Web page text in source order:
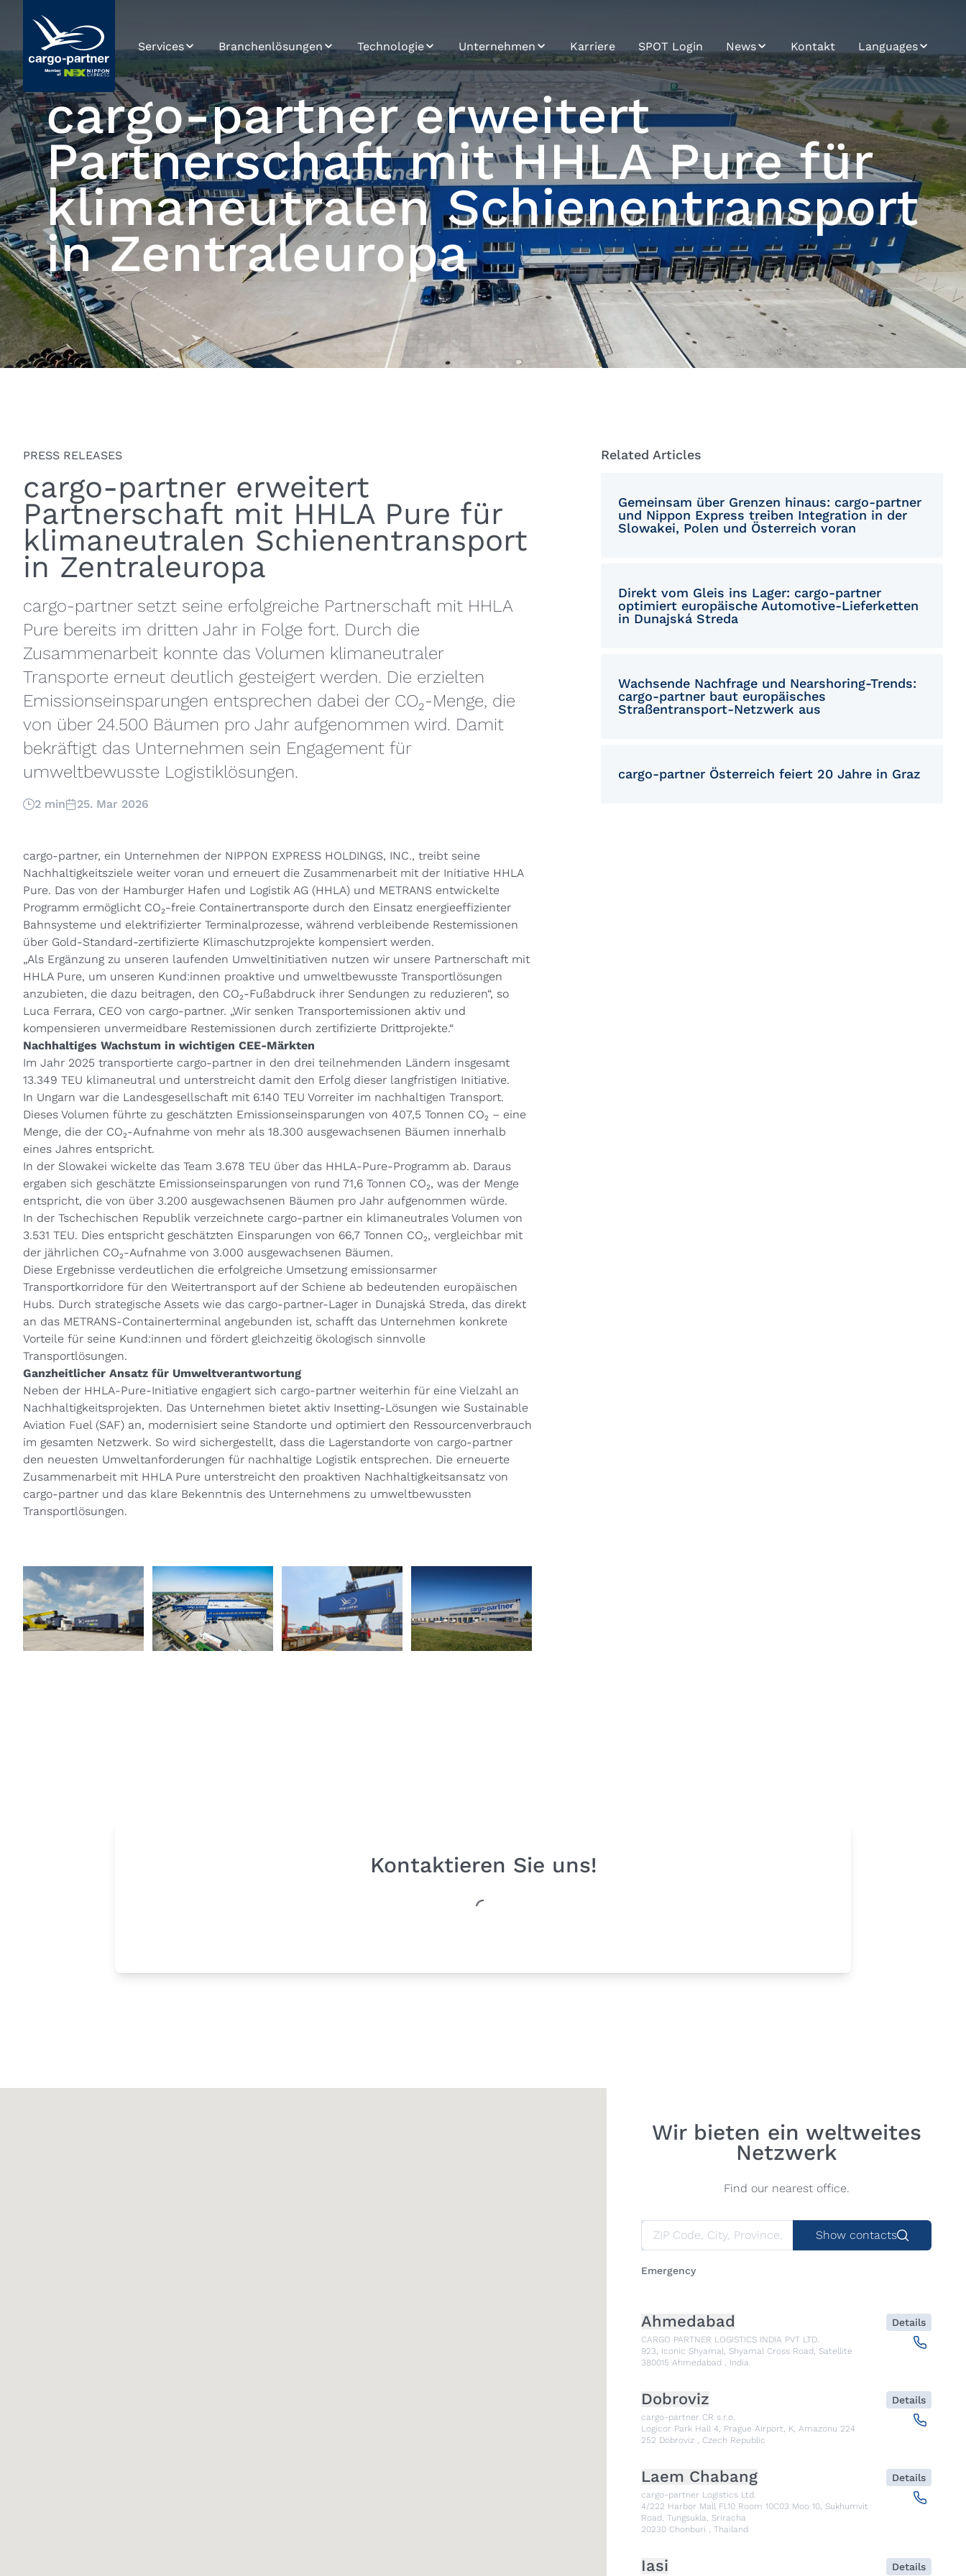
Services
Luftfracht
Seefracht
Straßentransport
Schienentransport
Lagerlogistik
Supply Chain
Management
E-Commerce
Zoll und
Compliance
Branchenlösungen
Automotive & Spare
Parts
Foodstuffs &
Perishables
High Tech &
Electronics
Pharmaceuticals &
Healthcare
Retail, Fashion &
Lifestyle
Technologie
SPOT
System Integration
Road Carrier
Platform
Data & Analytics
Application
Development
Unternehmen
Nachhaltigkeit
Profil
Geschichte
Mission & Vision
Karriere SPOT Login News
Trendletter
News / Press
Kontakt Languages
Bosnian
Bulgarian
Croatian
Czech
English
German
Hungarian
Japanese
Macedonian
Polish
Slovenian
cargo-partner erweitert
Partnerschaft mit HHLA Pure für
klimaneutralen Schienentransport
in Zentraleuropa
PRESS RELEASES
cargo-partner erweitert
Partnerschaft mit HHLA Pure für
klimaneutralen Schienentransport
in Zentraleuropa
cargo-partner setzt seine erfolgreiche Partnerschaft mit HHLA
Pure bereits im dritten Jahr in Folge fort. Durch die
Zusammenarbeit konnte das Volumen klimaneutraler
Transporte erneut deutlich gesteigert werden. Die erzielten
Emissionseinsparungen entsprechen dabei der CO₂-Menge, die
von über 24.500 Bäumen pro Jahr aufgenommen wird. Damit
bekräftigt das Unternehmen sein Engagement für
umweltbewusste Logistiklösungen.
2 min 25. Mar 2026
cargo-partner, ein Unternehmen der NIPPON EXPRESS HOLDINGS, INC., treibt seine
Nachhaltigkeitsziele weiter voran und erneuert die Zusammenarbeit mit der Initiative HHLA
Pure. Das von der Hamburger Hafen und Logistik AG (HHLA) und METRANS entwickelte
Programm ermöglicht CO₂-freie Containertransporte durch den Einsatz energieeffizienter
Bahnsysteme und elektrifizierter Terminalprozesse, während verbleibende Restemissionen
über Gold-Standard-zertifizierte Klimaschutzprojekte kompensiert werden.
„Als Ergänzung zu unseren laufenden Umweltinitiativen nutzen wir unsere Partnerschaft mit
HHLA Pure, um unseren Kund:innen proaktive und umweltbewusste Transportlösungen
anzubieten, die dazu beitragen, den CO₂-Fußabdruck ihrer Sendungen zu reduzieren“, so
Luca Ferrara, CEO von cargo-partner. „Wir senken Transportemissionen aktiv und
kompensieren unvermeidbare Restemissionen durch zertifizierte Drittprojekte.“
Nachhaltiges Wachstum in wichtigen CEE-Märkten
Im Jahr 2025 transportierte cargo-partner in den drei teilnehmenden Ländern insgesamt
13.349 TEU klimaneutral und unterstreicht damit den Erfolg dieser langfristigen Initiative.
In Ungarn war die Landesgesellschaft mit 6.140 TEU Vorreiter im nachhaltigen Transport.
Dieses Volumen führte zu geschätzten Emissionseinsparungen von 407,5 Tonnen CO₂ – eine
Menge, die der CO₂-Aufnahme von mehr als 18.300 ausgewachsenen Bäumen innerhalb
eines Jahres entspricht.
In der Slowakei wickelte das Team 3.678 TEU über das HHLA-Pure-Programm ab. Daraus
ergaben sich geschätzte Emissionseinsparungen von rund 71,6 Tonnen CO₂, was der Menge
entspricht, die von über 3.200 ausgewachsenen Bäumen pro Jahr aufgenommen würde.
In der Tschechischen Republik verzeichnete cargo-partner ein klimaneutrales Volumen von
3.531 TEU. Dies entspricht geschätzten Einsparungen von 66,7 Tonnen CO₂, vergleichbar mit
der jährlichen CO₂-Aufnahme von 3.000 ausgewachsenen Bäumen.
Diese Ergebnisse verdeutlichen die erfolgreiche Umsetzung emissionsarmer
Transportkorridore für den Weitertransport auf der Schiene ab bedeutenden europäischen
Hubs. Durch strategische Assets wie das cargo-partner-Lager in Dunajská Streda, das direkt
an das METRANS-Containerterminal angebunden ist, schafft das Unternehmen konkrete
Vorteile für seine Kund:innen und fördert gleichzeitig ökologisch sinnvolle
Transportlösungen.
Ganzheitlicher Ansatz für Umweltverantwortung
Neben der HHLA-Pure-Initiative engagiert sich cargo-partner weiterhin für eine Vielzahl an
Nachhaltigkeitsprojekten. Das Unternehmen bietet aktiv Insetting-Lösungen wie Sustainable
Aviation Fuel (SAF) an, modernisiert seine Standorte und optimiert den Ressourcenverbrauch
im gesamten Netzwerk. So wird sichergestellt, dass die Lagerstandorte von cargo-partner
den neuesten Umweltanforderungen für nachhaltige Logistik entsprechen. Die erneuerte
Zusammenarbeit mit HHLA Pure unterstreicht den proaktiven Nachhaltigkeitsansatz von
cargo-partner und das klare Bekenntnis des Unternehmens zu umweltbewussten
Transportlösungen.
Related Articles
Gemeinsam über Grenzen hinaus: cargo-partner
und Nippon Express treiben Integration in der
Slowakei, Polen und Österreich voran
Direkt vom Gleis ins Lager: cargo-partner
optimiert europäische Automotive-Lieferketten
in Dunajská Streda
Wachsende Nachfrage und Nearshoring-Trends:
cargo-partner baut europäisches
Straßentransport-Netzwerk aus
cargo-partner Österreich feiert 20 Jahre in Graz
Kontaktieren Sie uns!
Wir bieten ein weltweites
Netzwerk
Find our nearest office.
Show contacts
Emergency
Ahmedabad
CARGO PARTNER LOGISTICS INDIA PVT LTD.
923, Iconic Shyamal, Shyamal Cross Road, Satellite
380015 Ahmedabad , India
Details
Dobroviz
cargo-partner CR s.r.o.
Logicor Park Hall 4, Prague Airport, K, Amazonu 224
252 Dobroviz , Czech Republic
Details
Laem Chabang
cargo-partner Logistics Ltd.
4/222 Harbor Mall Fl.10 Room 10C03 Moo 10, Sukhumvit
Road, Tungsukla, Sriracha
20230 Chonburi , Thailand
Details
Iasi Details